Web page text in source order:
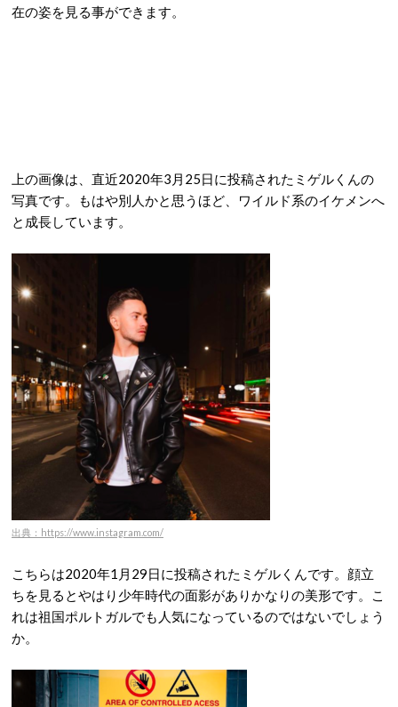
在の姿を見る事ができます。
上の画像は、直近2020年3月25日に投稿されたミゲルくんの
写真です。もはや別人かと思うほど、ワイルド系のイケメンへ
と成長しています。
出典：https://www.instagram.com/
こちらは2020年1月29日に投稿されたミゲルくんです。顔立
ちを見るとやはり少年時代の面影がありかなりの美形です。こ
れは祖国ポルトガルでも人気になっているのではないでしょう
か。